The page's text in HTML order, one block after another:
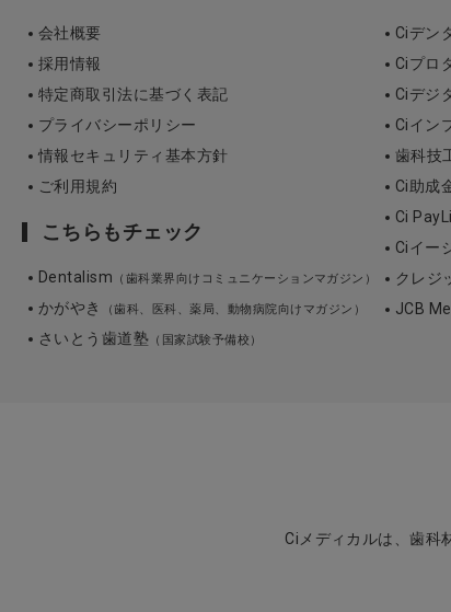
会社概要
採用情報
特定商取引法に基づく表記
プライバシーポリシー
情報セキュリティ基本方針
ご利用規約
こちらもチェック
Dentalism （歯科業界向けコミュニケーションマガジン）
かがやき （歯科、医科、薬局、動物病院向けマガジン）
さいとう歯道塾 （国家試験予備校）
Ciデン
Ciプロ
Ciデジ
Ciイン
歯科技
Ci助成
Ci
Ciイー
クレジ
JCB
Ciメディカルは、歯科